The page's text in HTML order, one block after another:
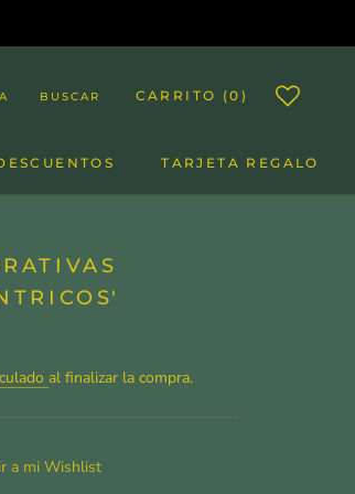
TARJETA REGALO
BUSCAR CARRITO (0 )
al finalizar la compra.
a mi Wishlist